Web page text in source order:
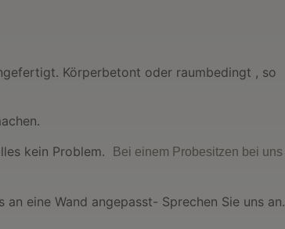
Körperbetont oder raumbedingt , so
kein Problem.
Bei einem Probesitzen bei uns
eine Wand angepasst- Sprechen Sie uns an.